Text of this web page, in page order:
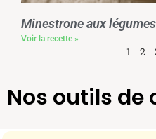
Minestrone aux
Voir la recette »
1 2
Nos outils de